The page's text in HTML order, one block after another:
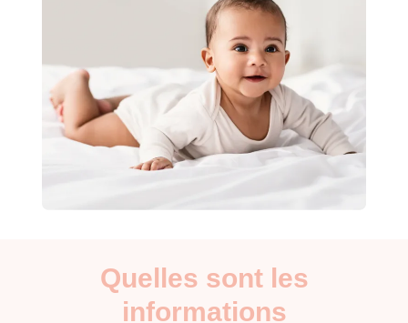
Quelles sont les
informations